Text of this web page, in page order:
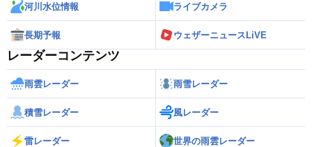
河川水位情報 ライブカメラ
長期予報 ウェザーニュースLiVE
レーダーコンテンツ
雨雲レーダー 雨雪レーダー
積雪レーダー 風レーダー
雷レーダー 世界の雨雲レーダー